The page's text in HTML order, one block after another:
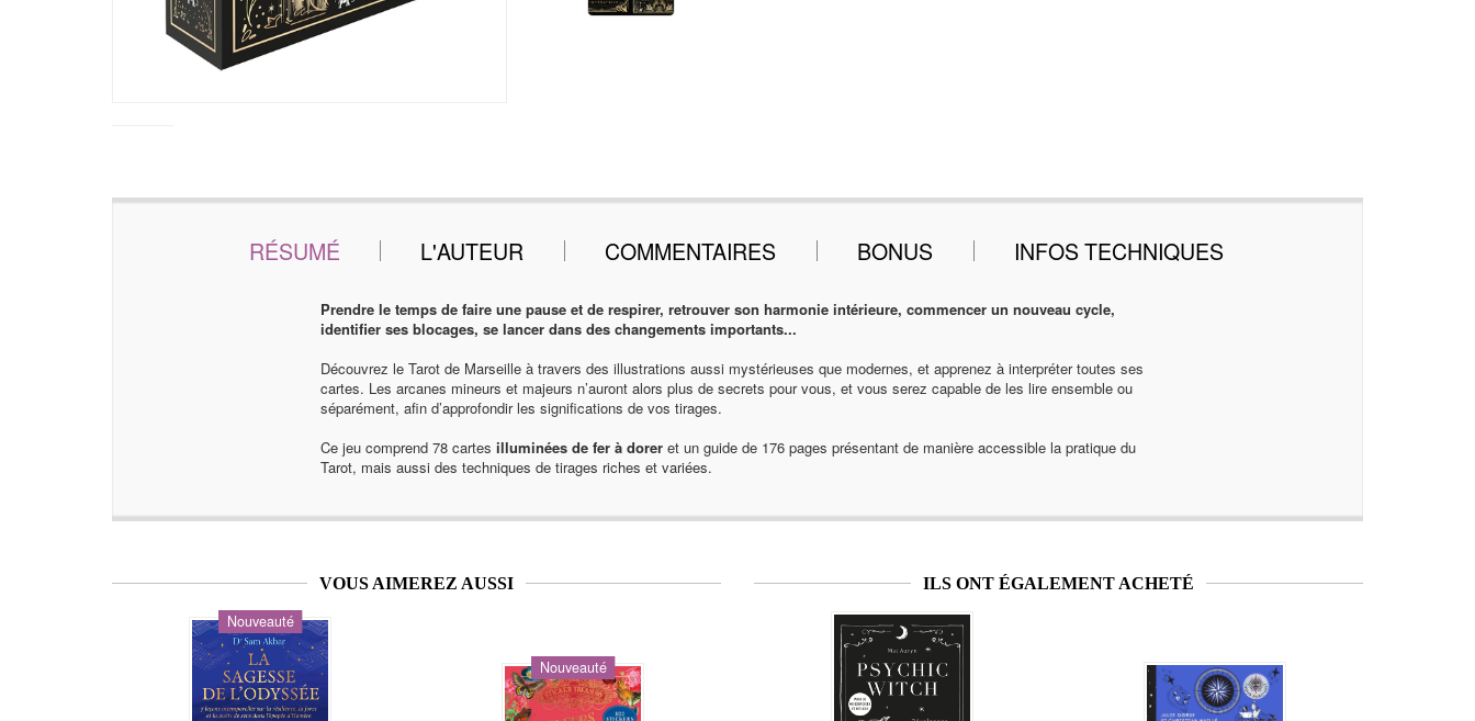
RÉSUMÉ L'AUTEUR COMMENTAIRES BONUS INFOS TECHNIQUES
Prendre le temps de faire une pause et de respirer, retrouver son harmonie intérieure, commencer un nouveau cycle,
identifier ses blocages, se lancer dans des changements importants...
Découvrez le Tarot de Marseille à travers des illustrations aussi mystérieuses que modernes, et apprenez à interpréter toutes ses
cartes. Les arcanes mineurs et majeurs n’auront alors plus de secrets pour vous, et vous serez capable de les lire ensemble ou
séparément, afin d’approfondir les significations de vos tirages.
Ce jeu comprend 78 cartes illuminées de fer à dorer et un guide de 176 pages présentant de manière accessible la pratique du
Tarot, mais aussi des techniques de tirages riches et variées.
VOUS AIMEREZ AUSSI
Nouveauté
Nouveauté Nouveauté Nouveauté
ILS ONT ÉGALEMENT ACHETÉ